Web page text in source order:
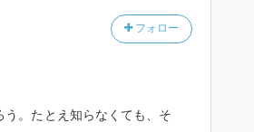
フォロー
。たとえ知らなくても、そ